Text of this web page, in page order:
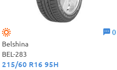
0
Belshina
BEL-283
215/60 R16 95H